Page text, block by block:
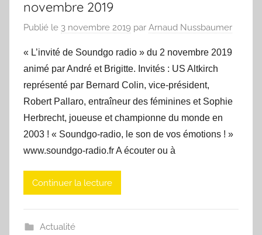
novembre 2019
Publié le 3 novembre 2019 par Arnaud Nussbaumer
« L’invité de Soundgo radio » du 2 novembre 2019
animé par André et Brigitte. Invités : US Altkirch
représenté par Bernard Colin, vice-président,
Robert Pallaro, entraîneur des féminines et Sophie
Herbrecht, joueuse et championne du monde en
2003 ! « Soundgo-radio, le son de vos émotions ! »
www.soundgo-radio.fr A écouter ou à
Continuer la lecture
Actualité